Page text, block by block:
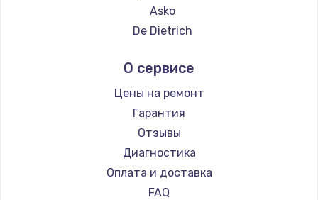
Ремонт кофемашин Hisense
Ремонт кофемашин DELTA
Ремонт кофемашин Kyvol
Ремонт кофемашин RED solution
Ремонт кофемашин Bravilor Bonamat
Ремонт кофемашин Vard
Ремонт кофемашин Tuvio
Ремонт кофемашин Carrera
Ремонт кофемашин Supra
Asko
De Dietrich
Ascaso
Jura
Olympia
Saeco
La Cimbali
WMF
Yamaguchi
О сервисе
Цены на ремонт
Гарантия
Отзывы
Диагностика
Оплата и доставка
FAQ